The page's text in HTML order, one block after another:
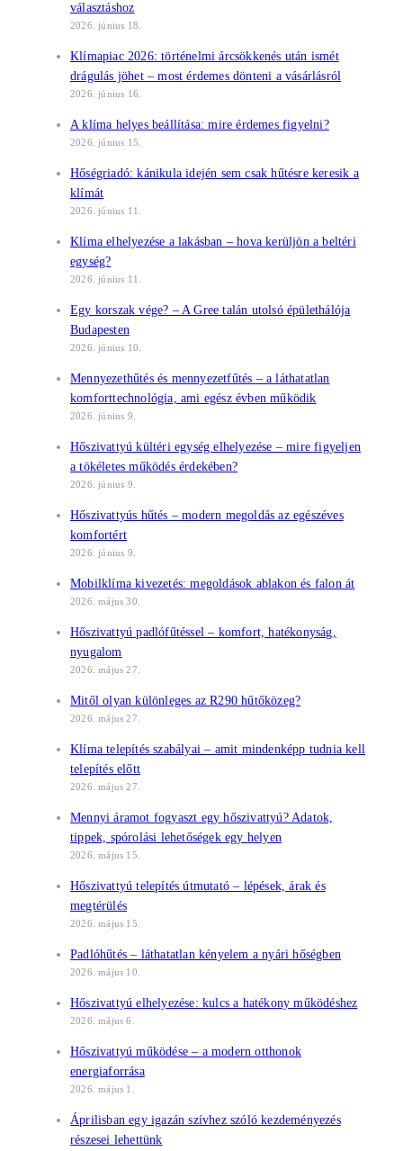
választáshoz
2026. június 18.
Klímapiac 2026: történelmi árcsökkenés után ismét
drágulás jöhet – most érdemes dönteni a vásárlásról
2026. június 16.
A klíma helyes beállítása: mire érdemes figyelni?
2026. június 15.
Hőségriadó: kánikula idején sem csak hűtésre keresik a
klímát
2026. június 11.
Klíma elhelyezése a lakásban – hova kerüljön a beltéri
egység?
2026. június 11.
Egy korszak vége? – A Gree talán utolsó épülethálója
Budapesten
2026. június 10.
Mennyezethűtés és mennyezetfűtés – a láthatatlan
komforttechnológia, ami egész évben működik
2026. június 9.
Hőszivattyú kültéri egység elhelyezése – mire figyeljen
a tökéletes működés érdekében?
2026. június 9.
Hőszivattyús hűtés – modern megoldás az egészéves
komfortért
2026. június 9.
Mobilklíma kivezetés: megoldások ablakon és falon át
2026. május 30.
Hőszivattyú padlófűtéssel – komfort, hatékonyság,
nyugalom
2026. május 27.
Mitől olyan különleges az R290 hűtőközeg?
2026. május 27.
Klíma telepítés szabályai – amit mindenképp tudnia kell
telepítés előtt
2026. május 27.
Mennyi áramot fogyaszt egy hőszivattyú? Adatok,
tippek, spórolási lehetőségek egy helyen
2026. május 15.
Hőszivattyú telepítés útmutató – lépések, árak és
megtérülés
2026. május 15.
Padlóhűtés – láthatatlan kényelem a nyári hőségben
2026. május 10.
Hőszivattyú elhelyezése: kulcs a hatékony működéshez
2026. május 6.
Hőszivattyú működése – a modern otthonok
energiaforrása
2026. május 1.
Áprilisban egy igazán szívhez szóló kezdeményezés
részesei lehettünk